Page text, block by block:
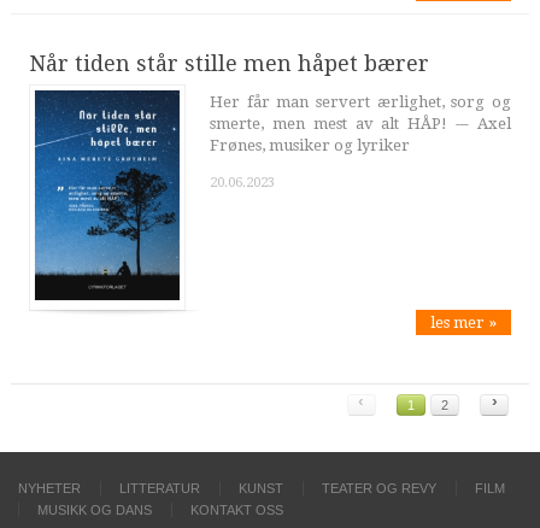
Når tiden står stille men håpet bærer
Her får man servert ærlighet, sorg og
smerte, men mest av alt HÅP! -– Axel
Frønes, musiker og lyriker
20.06.2023
les mer »
‹ 1 2 ›
NYHETER LITTERATUR KUNST TEATER OG REVY
FILM
MUSIKK OG DANS
KONTAKT OSS